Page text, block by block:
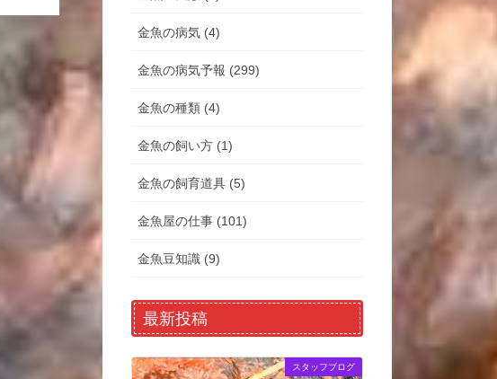
金魚の病気 (4)
金魚の病気予報 (299)
金魚の種類 (4)
金魚の飼い方 (1)
金魚の飼育道具 (5)
金魚屋の仕事 (101)
金魚豆知識 (9)
最新投稿
スタッフブログ